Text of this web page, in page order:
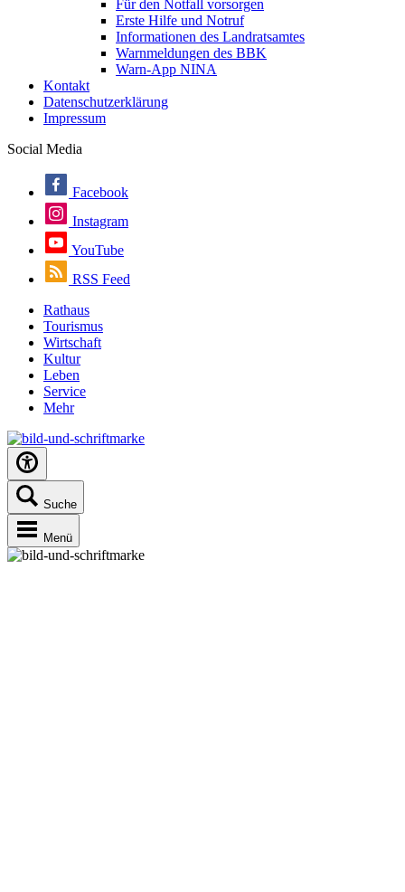
Für den Notfall vorsorgen
Erste Hilfe und Notruf
Informationen des Landratsamtes
Warnmeldungen des BBK
Warn-App NINA
Kontakt
Datenschutzerklärung
Impressum
Social Media
Facebook
Instagram
YouTube
RSS Feed
Rathaus
Tourismus
Wirtschaft
Kultur
Leben
Service
Mehr
Suche
Menü